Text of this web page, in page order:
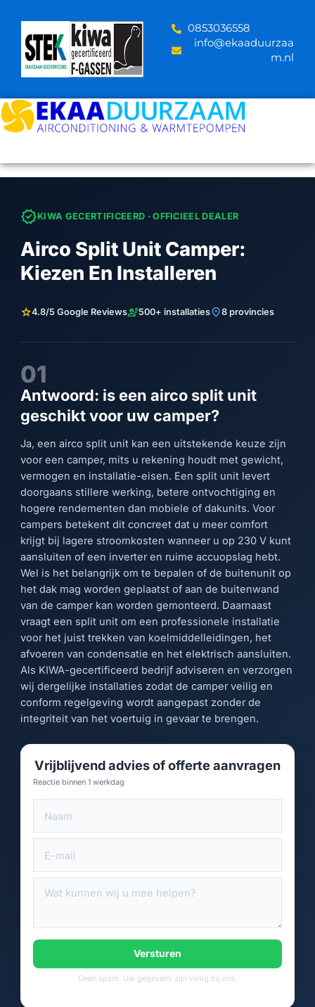
content
‪0853036558
info@ekaaduurzaa
m.nl
verifiedKIWA GECERTIFICEERD · OFFICIEEL DEALER
Airco Split Unit Camper:
Kiezen En Installeren
star4.8/5 Google Reviewsengineering500+ installatieslocation_on8 provincies
01
Antwoord: is een airco split unit
geschikt voor uw camper?
Ja, een airco split unit kan een uitstekende keuze zijn
voor een camper, mits u rekening houdt met gewicht,
vermogen en installatie-eisen. Een split unit levert
doorgaans stillere werking, betere ontvochtiging en
hogere rendementen dan mobiele of dakunits. Voor
campers betekent dit concreet dat u meer comfort
krijgt bij lagere stroomkosten wanneer u op 230 V kunt
aansluiten of een inverter en ruime accuopslag hebt.
Wel is het belangrijk om te bepalen of de buitenunit op
het dak mag worden geplaatst of aan de buitenwand
van de camper kan worden gemonteerd. Daarnaast
vraagt een split unit om een professionele installatie
voor het juist trekken van koelmiddelleidingen, het
afvoeren van condensatie en het elektrisch aansluiten.
Als KIWA-gecertificeerd bedrijf adviseren en verzorgen
wij dergelijke installaties zodat de camper veilig en
conform regelgeving wordt aangepast zonder de
integriteit van het voertuig in gevaar te brengen.
Vrijblijvend advies of offerte aanvragen
Reactie binnen 1 werkdag
Versturen
Geen spam. Uw gegevens zijn veilig bij ons.